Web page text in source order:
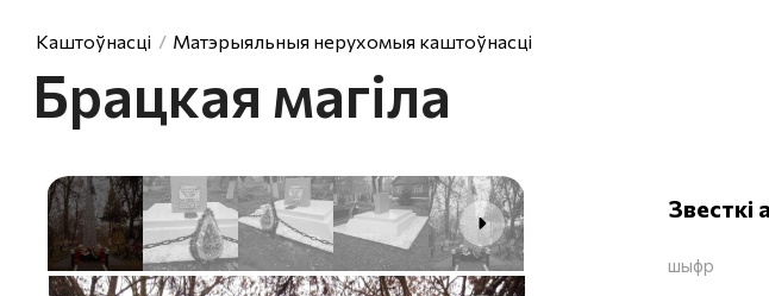
Каштоўнасці Матэрыяльныя нерухомыя каштоўнасці
Брацкая магiла
Звесткі
шыфр